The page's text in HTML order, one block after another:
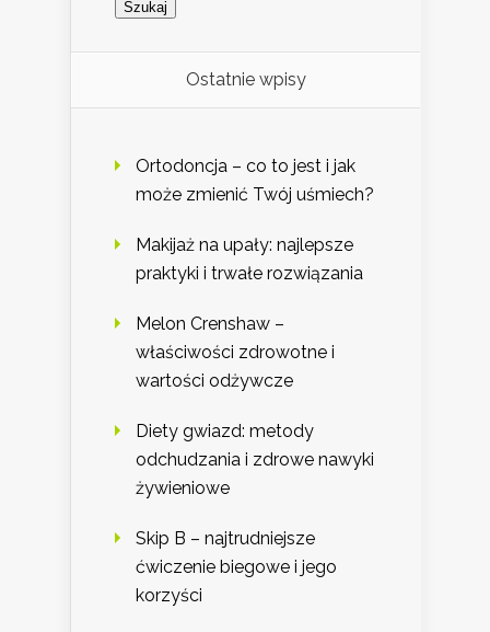
Ostatnie wpisy
Ortodoncja – co to jest i jak
może zmienić Twój uśmiech?
Makijaż na upały: najlepsze
praktyki i trwałe rozwiązania
Melon Crenshaw –
właściwości zdrowotne i
wartości odżywcze
Diety gwiazd: metody
odchudzania i zdrowe nawyki
żywieniowe
Skip B – najtrudniejsze
ćwiczenie biegowe i jego
korzyści